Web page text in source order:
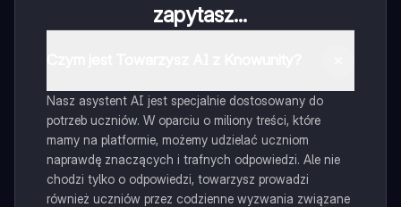
zapytasz...
Nasz asystent AI jest specjalnie dostosowany do
potrzeb uczniów. W oparciu o miliony treści, które
mamy na platformie, możemy udzielać uczniom
naprawdę znaczących i trafnych odpowiedzi. Ale nie
chodzi tylko o odpowiedzi, towarzysz prowadzi
również uczniów przez codzienne wyzwania związane